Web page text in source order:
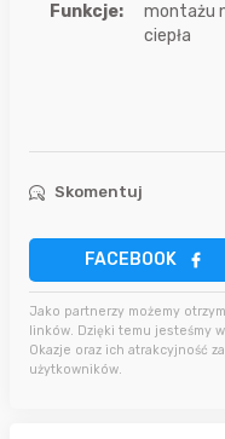
Funkcje:
montażu
ciepła
Skomentuj
FACEBOOK
Jako partnerzy możemy
linków. Dzięki temu jesteśmy
Okazje oraz ich atrakcyjność
użytkowników.